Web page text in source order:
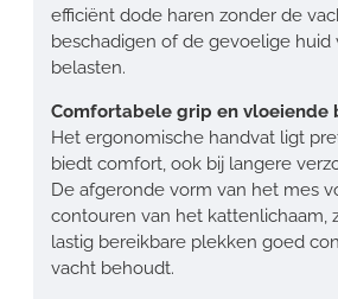
efficiënt dode haren zonder de
beschadigen of de gevoelige huid
belasten.
Comfortabele grip en vloeiende
Het ergonomische handvat ligt
biedt comfort, ook bij langere
De afgeronde vorm van het mes
contouren van het kattenlichaam,
lastig bereikbare plekken goed
vacht behoudt.